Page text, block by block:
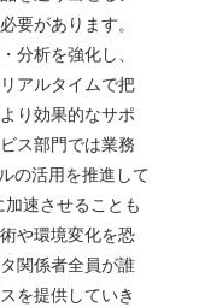
要があります。
分析を強化し、
アルタイムで把
り効果的なサポ
ス部門では業務
の活用を推進して
速させることも
や環境変化を恐
関係者全員が誰
を提供していき